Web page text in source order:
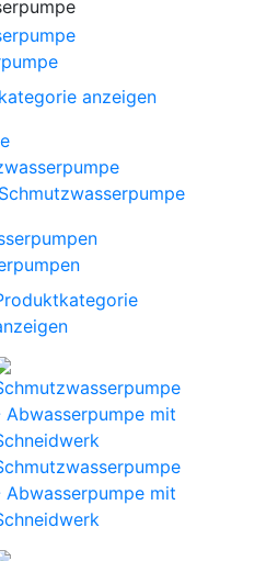
anzeigen
Abwasserpumpe mit